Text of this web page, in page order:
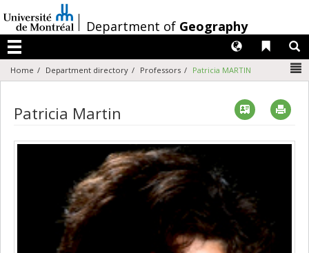
au
contenu
/Department of Geography
Menu
Liens
Langues
Home Department directory Professors Patricia MARTIN
Patricia Martin Vcard